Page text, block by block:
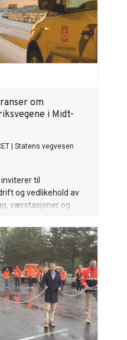
om
i Midt-
Statens vegvesen
til
og vedlikehold av
værstasjoner og
og Romsdal.